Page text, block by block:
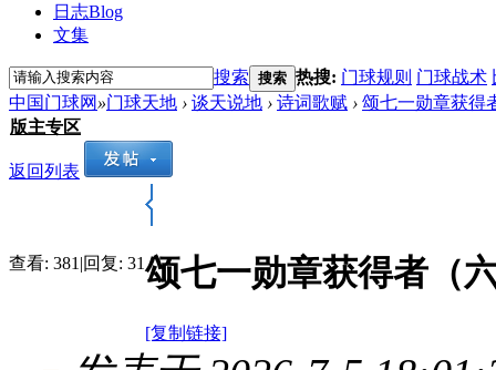
日志Blog
文集
搜索 搜索 热搜: 门球规则 门球战术
中国门球网 »门球天地 › 谈天说地 › 诗词歌赋 › 颂七一勋章获得
版主专区
返回列表
查看: 381 |回复: 31颂七一勋章获得者（
[复制链接]